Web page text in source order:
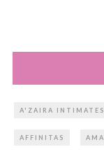
A'ZAIRA INTIMATES
AFFINITAS